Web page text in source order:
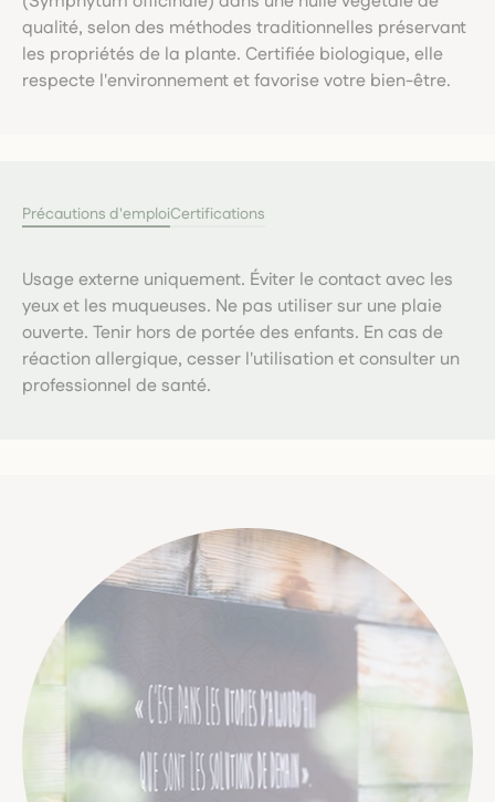
qualité, selon des méthodes traditionnelles préservant
les propriétés de la plante. Certifiée biologique, elle
respecte l'environnement et favorise votre bien-être.
Précautions d'emploiCertifications
Usage externe uniquement. Éviter le contact avec les
yeux et les muqueuses. Ne pas utiliser sur une plaie
ouverte. Tenir hors de portée des enfants. En cas de
réaction allergique, cesser l'utilisation et consulter un
professionnel de santé.